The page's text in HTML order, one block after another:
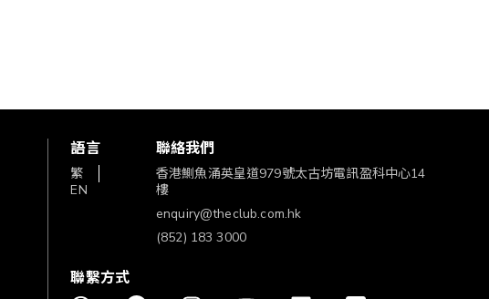
語言
繁
EN
聯絡我們
香港鰂魚涌英皇道979號太古坊電訊盈科中心14
樓
enquiry@theclub.com.hk
(852) 183 3000
聯繫方式